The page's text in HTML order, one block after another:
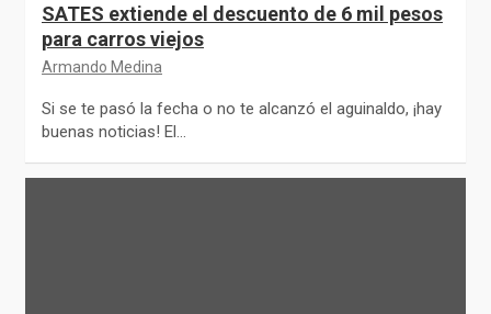
SATES extiende el descuento de 6 mil pesos
para carros viejos
Armando Medina
Si se te pasó la fecha o no te alcanzó el aguinaldo, ¡hay
buenas noticias! El…